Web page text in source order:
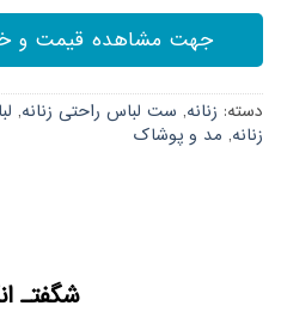
جهت مشاهده قیمت و
دسته: زنانه, ست لباس راحتی زنانه,
زنانه, مد و پوشاک
شگفتـ